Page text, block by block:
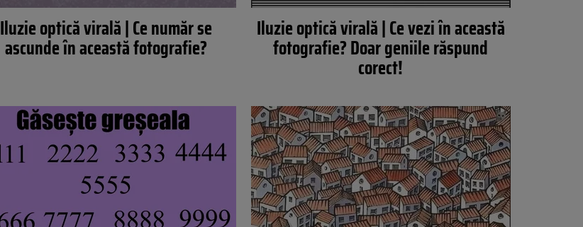
Iluzie optică virală | Ce număr se
ascunde în această fotografie?
Iluzie optică virală | Ce vezi în această
fotografie? Doar geniile răspund
corect!